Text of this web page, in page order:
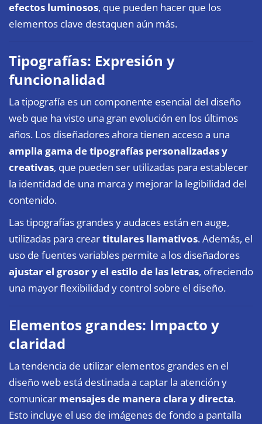
efectos luminosos, que pueden hacer que los
elementos clave destaquen aún más.
Tipografías: Expresión y
funcionalidad
La tipografía es un componente esencial del diseño
web que ha visto una gran evolución en los últimos
años. Los diseñadores ahora tienen acceso a una
amplia gama de tipografías personalizadas y
creativas, que pueden ser utilizadas para establecer
la identidad de una marca y mejorar la legibilidad del
contenido.
Las tipografías grandes y audaces están en auge,
utilizadas para creartitulares llamativos. Además, el
uso de fuentes variables permite a los diseñadores
ajustar el grosor y el estilo de las letras, ofreciendo
una mayor flexibilidad y control sobre el diseño.
Elementos grandes: Impacto y
claridad
La tendencia de utilizar elementos grandes en el
diseño web está destinada a captar la atención y
comunicar mensajes de manera clara y directa.
Esto incluye el uso de imágenes de fondo a pantalla